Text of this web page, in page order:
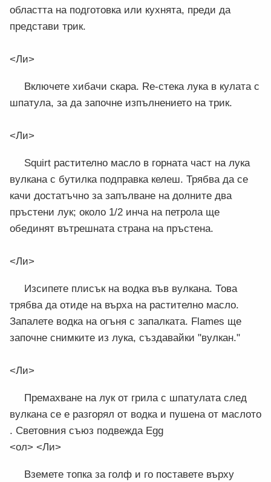
областта на подготовка или кухнята, преди да
представи трик.
<Ли>
Включете хибачи скара. Re-стека лука в кулата с
шпатула, за да започне изпълнението на трик.
<Ли>
Squirt растително масло в горната част на лука
вулкана с бутилка подправка келеш. Трябва да се
качи достатъчно за запълване на долните два
пръстени лук; около 1/2 инча на петрола ще
обединят вътрешната страна на пръстена.
<Ли>
Изсипете плисък на водка във вулкана. Това
трябва да отиде на върха на растително масло.
Запалете водка на огъня с запалката. Flames ще
започне снимките из лука, създавайки "вулкан."
<Ли>
Премахване на лук от грила с шпатулата след
вулкана се е разгорял от водка и пушена от маслото
. Световния съюз подвежда Egg
<ол> <Ли>
Вземете топка за голф и го поставете върху